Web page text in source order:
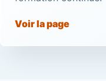
Voir la page